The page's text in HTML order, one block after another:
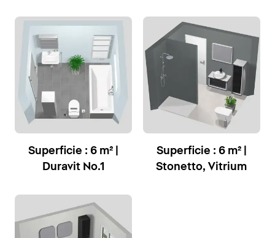
Superficie : 6 m² |
Duravit No.1
Superficie : 6 m² |
Stonetto, Vitrium